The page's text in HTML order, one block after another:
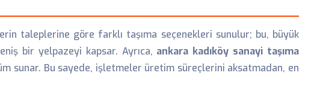
taleplerine göre farklı taşıma seçenekleri sunulur; bu, büyük
bir yelpazeyi kapsar. Ayrıca, ankara kadıköy sanayi taşıma
sunar. Bu sayede, işletmeler üretim süreçlerini aksatmadan, en